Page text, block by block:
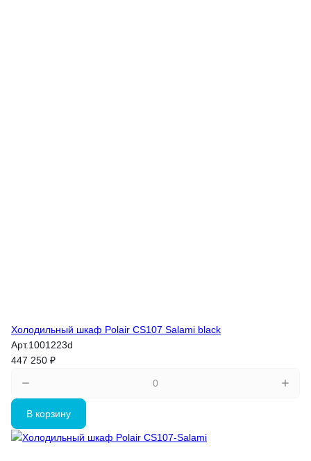
Холодильный шкаф Polair CS107 Salami black
Арт.1001223d
447 250 ₽
В корзину